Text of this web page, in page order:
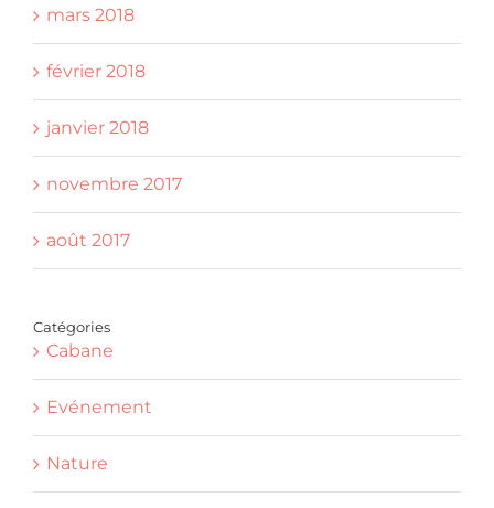
mars 2018
février 2018
janvier 2018
novembre 2017
août 2017
Catégories
Cabane
Evénement
Nature